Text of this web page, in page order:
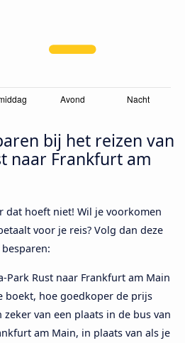
bij het reizen van
naar Frankfurt am
dat hoeft niet! Wil je voorkomen
voor je reis? Volg dan deze
Park Rust naar Frankfurt am Main
boekt, hoe goedkoper de prijs
van een plaats in de bus van
am Main, in plaats van als je